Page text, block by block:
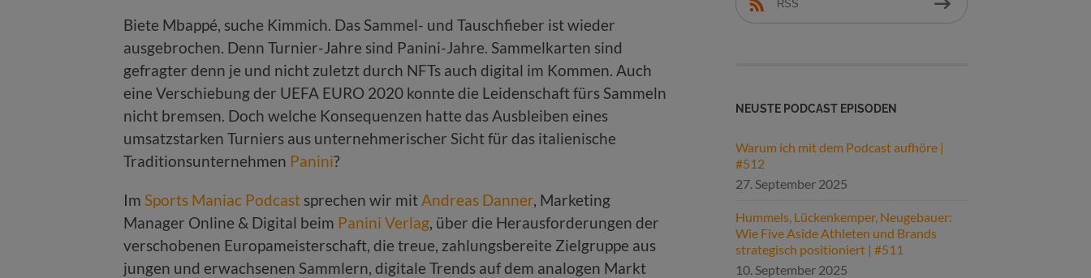
Biete Mbappé, suche Kimmich. Das Sammel- und Tauschfieber ist wieder
ausgebrochen. Denn Turnier-Jahre sind Panini-Jahre. Sammelkarten sind
gefragter denn je und nicht zuletzt durch NFTs auch digital im Kommen. Auch
eine Verschiebung der UEFA EURO 2020 konnte die Leidenschaft fürs Sammeln
nicht bremsen. Doch welche Konsequenzen hatte das Ausbleiben eines
umsatzstarken Turniers aus unternehmerischer Sicht für das italienische
Traditionsunternehmen Panini?
Im Sports Maniac Podcast sprechen wir mitAndreas Danner, Marketing
Manager Online & Digital beim Panini Verlag, über die Herausforderungen der
verschobenen Europameisterschaft, die treue, zahlungsbereite Zielgruppe aus
jungen und erwachsenen Sammlern, digitale Trends auf dem analogen Markt
RSS
NEUSTE PODCAST EPISODEN
Warum ich mit dem Podcast aufhöre |
#512
27. September 2025
Hummels, Lückenkemper, Neugebauer:
Wie Five Aside Athleten und Brands
strategisch positioniert | #511
10. September 2025